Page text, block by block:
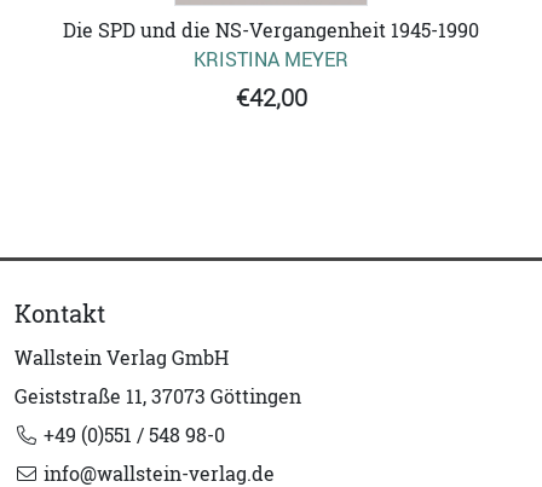
Die SPD und die NS-Vergangenheit 1945-1990
KRISTINA MEYER
€42,00
Kontakt
Wallstein Verlag GmbH
Geiststraße 11, 37073 Göttingen
+49 (0)551 / 548 98-0
info@wallstein-verlag.de